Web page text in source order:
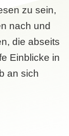
zu sein,
nach und
die abseits
Einblicke in
an sich